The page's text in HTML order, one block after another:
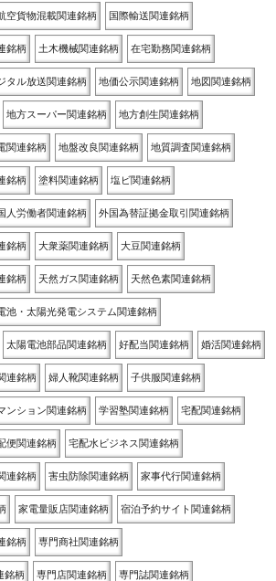
空貨物混載関連銘柄 国際輸送関連銘柄
銘柄 土木機械関連銘柄 在宅勤務関連銘柄
タル放送関連銘柄 地価公示関連銘柄 地図関連銘柄
地方スーパー関連銘柄 地方創生関連銘柄
関連銘柄 地盤改良関連銘柄 地質調査関連銘柄
銘柄 塗料関連銘柄 塩ビ関連銘柄
人労働者関連銘柄 外国為替証拠金取引関連銘柄
銘柄 大衆薬関連銘柄 大豆関連銘柄
銘柄 天然ガス関連銘柄 天然色素関連銘柄
池・太陽光発電システム関連銘柄
太陽電池部品関連銘柄 好配当関連銘柄 婚活関連銘柄
連銘柄 婦人靴関連銘柄 子供服関連銘柄
ンション関連銘柄 学習塾関連銘柄 宅配関連銘柄
便関連銘柄 宅配水ビジネス関連銘柄
連銘柄 害虫防除関連銘柄 家事代行関連銘柄
家電量販店関連銘柄 宿泊予約サイト関連銘柄
銘柄 専門商社関連銘柄
銘柄 専門店関連銘柄 専門誌関連銘柄